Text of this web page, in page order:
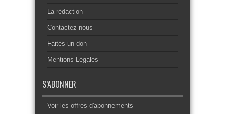
La rédaction
Contactez-nous
Faites un don
Mentions Légales
S’ABONNER
Voir les offres d'abonnements